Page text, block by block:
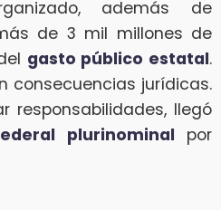
además de
de 3 mil millones de
gasto público estatal.
consecuencias jurídicas.
responsabilidades, llegó
plurinominal por